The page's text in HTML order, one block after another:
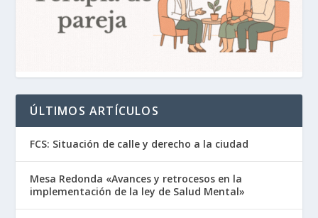
ÚLTIMOS ARTÍCULOS
FCS: Situación de calle y derecho a la ciudad
Mesa Redonda «Avances y retrocesos en la
implementación de la ley de Salud Mental»